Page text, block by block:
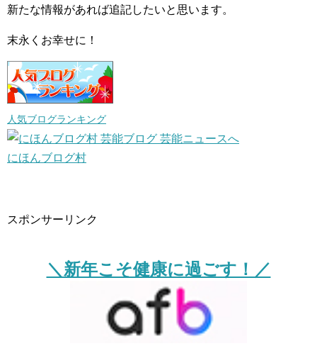
新たな情報があれば追記したいと思います。
末永くお幸せに！
人気ブログランキング
にほんブログ村
スポンサーリンク
＼新年こそ健康に過ごす！／